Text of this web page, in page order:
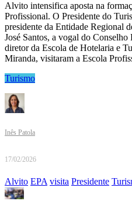
Alvito intensifica aposta na
Profissional. O Presidente do
presidente da Entidade Regional
José Santos, a vogal do
diretor da Escola de Hotelaria e
Miranda, visitaram a Escola
Turismo
Inês Patola
17/02/2026
Alvito EPA visita Presidente